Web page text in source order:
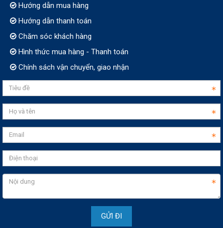
Hướng dẫn mua hàng
Hướng dẫn thanh toán
Chăm sóc khách hàng
Hình thức mua hàng - Thanh toán
Chính sách vận chuyển, giao nhận